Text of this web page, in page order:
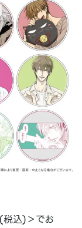
込)＞でお